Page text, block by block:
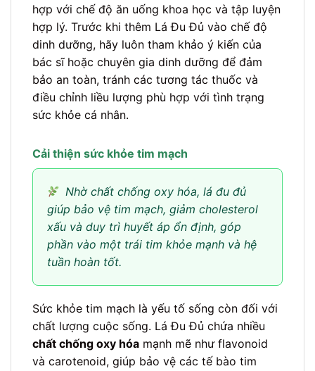
hợp với chế độ ăn uống khoa học và tập luyện
hợp lý. Trước khi thêm Lá Đu Đủ vào chế độ
dinh dưỡng, hãy luôn tham khảo ý kiến của
bác sĩ hoặc chuyên gia dinh dưỡng để đảm
bảo an toàn, tránh các tương tác thuốc và
điều chỉnh liều lượng phù hợp với tình trạng
sức khỏe cá nhân.
Cải thiện sức khỏe tim mạch
Nhờ chất chống oxy hóa, lá đu đủ
giúp bảo vệ tim mạch, giảm cholesterol
xấu và duy trì huyết áp ổn định, góp
phần vào một trái tim khỏe mạnh và hệ
tuần hoàn tốt.
Sức khỏe tim mạch là yếu tố sống còn đối với
chất lượng cuộc sống. Lá Đu Đủ chứa nhiều
chất chống oxy hóa mạnh mẽ như flavonoid
và carotenoid, giúp bảo vệ các tế bào tim